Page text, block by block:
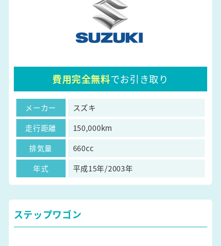
費用完全無料でお引き取り
メーカー
スズキ
走行距離
150,000km
排気量
660cc
年式
平成15年/2003年
ステップワゴン